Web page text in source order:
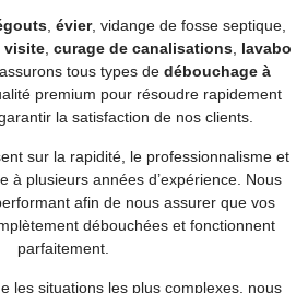
, évier, vidange de fosse septique,
visite, curage de canalisations, lavabo
tous types de débouchage à
premium pour résoudre rapidement
la satisfaction de nos clients.
sur la rapidité, le professionnalisme et
à plusieurs années d’expérience. Nous
afin de nous assurer que vos
débouchées et fonctionnent
parfaitement.
les situations les plus complexes, nous